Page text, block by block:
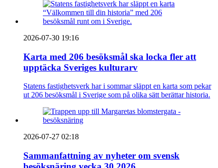
2026-07-30 19:16
Karta med 206 besöksmål ska locka fler att
upptäcka Sveriges kulturarv
Statens fastighetsverk har i sommar släppt en karta som pekar
ut 206 besöksmål i Sverige som på olika sätt berättar historia.
2026-07-27 02:18
Sammanfattning av nyheter om svensk